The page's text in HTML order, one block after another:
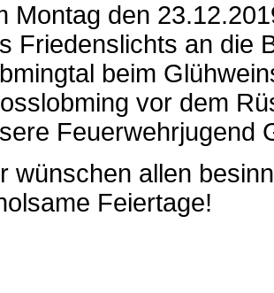
Montag den
Friedenslichts an die
beim
vor dem
Feuerwehrjugend
wünschen allen
Feiertage!